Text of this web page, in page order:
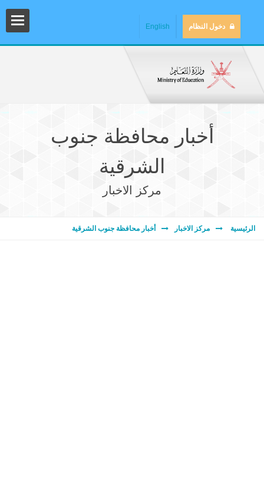
دخول النظام English
أخبار محافظة جنوب
الشرقية
مركز الاخبار
الرئيسية مركز الاخبار أخبار محافظة جنوب الشرقية